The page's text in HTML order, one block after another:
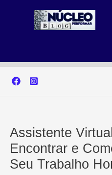
Assistente
Encontrar e
Seu Trabalho